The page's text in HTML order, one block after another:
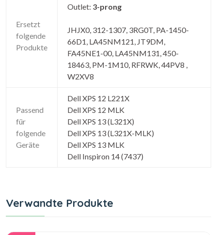
Ersetzt
folgende
Produkte
Outlet: 3-prong
JHJX0, 312-1307, 3RG0T, PA-1450-
66D1, LA45NM121, JT9DM,
FA45NE1-00, LA45NM131, 450-
18463, PM-1M10, RFRWK, 44PV8 ,
W2XV8
Passend
für
folgende
Geräte
Dell XPS 12 L221X
Dell XPS 12 MLK
Dell XPS 13 (L321X)
Dell XPS 13 (L321X-MLK)
Dell XPS 13 MLK
Dell Inspiron 14 (7437)
Verwandte Produkte